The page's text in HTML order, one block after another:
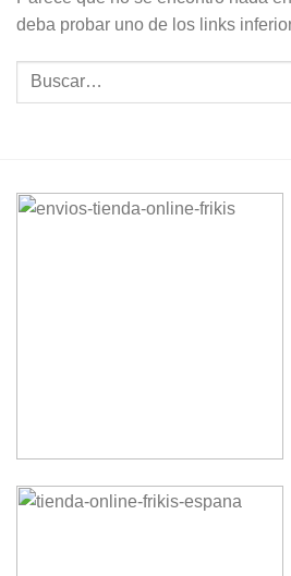
deba probar uno de los links